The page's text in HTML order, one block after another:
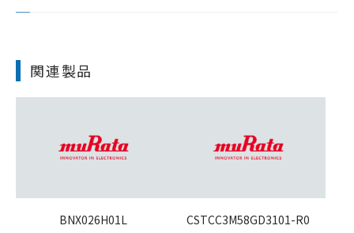
関連製品
BNX026H01L
CSTCC3M58GD3101-R0